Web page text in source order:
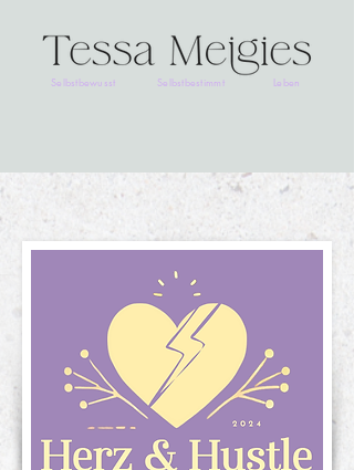
Selbstbewusst Selbstbestimmt Leben